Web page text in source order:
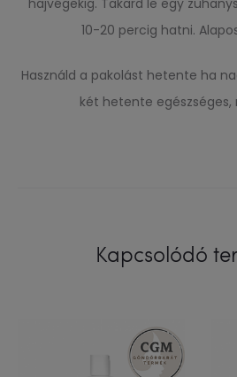
10-20 percig hatni.
Használd a pakolást hetente ha
két hetente egészséges,
Kapcsolódó